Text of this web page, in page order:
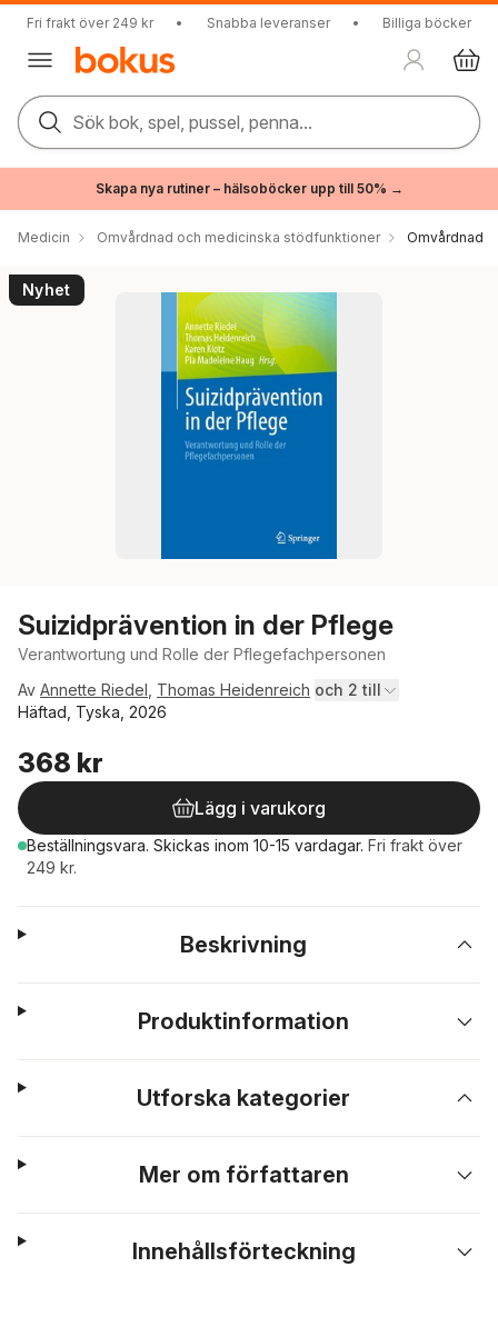
Fri frakt över 249 kr • Snabba leveranser • Billiga böcker
Sök bok, spel, pussel, penna...
Skapa nya rutiner – hälsoböcker upp till 50% →
Medicin Omvårdnad och medicinska stödfunktioner Omvårdnad
Nyhet
Suizidprävention in der Pflege
Verantwortung und Rolle der Pflegefachpersonen
Av Annette Riedel Thomas Heidenreich och 2 till
Häftad, Tyska, 2026
368 kr
Lägg i varukorg
Beställningsvara. Skickas inom 10-15 vardagar. Fri frakt över
249 kr.
Beskrivning
Produktinformation
Utforska kategorier
Mer om författaren
Innehållsförteckning